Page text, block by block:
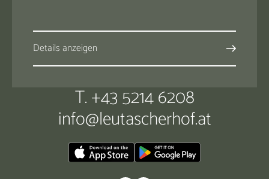
Details anzeigen
T. +43 5214 6208
info@leutascherhof.at